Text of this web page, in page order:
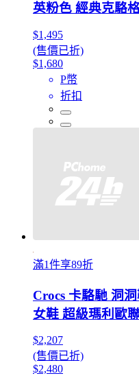
英粉色 經典克駱
$1,495
(售價已折)
$1,680
P幣
折扣
滿1件享89折
Crocs 卡駱馳 洞
女鞋 超級瑪利歐
$2,207
(售價已折)
$2,480